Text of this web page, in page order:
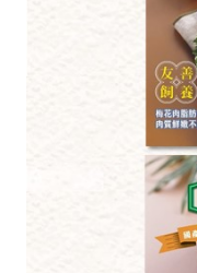
包
黃文章(新峰
綠豆芽(
惜食